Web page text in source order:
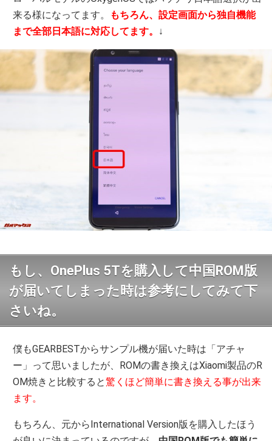
来る様になってます。
もちろん、設定画面から独自機能
まで全部日本語に対応してます。 ↓
もし、OnePlus 5Tを購入して中国ROM版
が届いてしまった時は参考にしてみて下
さいね。
僕もGEARBESTからサンプル機が届いた時は「アチャ
ー」って思いましたが、ROMの書き換えはXiaomi製品のR
OM焼きと比較すると驚くほど簡単に書き換える事が出来
ます。
もちろん、元からInternational Version版を購入したほう